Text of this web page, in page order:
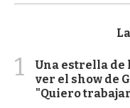
1
Una estrella
ver el show de
"Quiero